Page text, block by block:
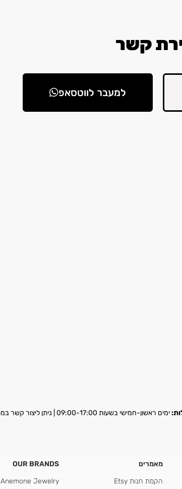
קשר
למעבר לווטסאפ
ימים ראשון-חמישי בשעות 09:00-17:00 | ניתן ליצור קשר במספר
מאמרים
הקמת חנות Etsy
OUR BRANDS
Anemone Jewelry